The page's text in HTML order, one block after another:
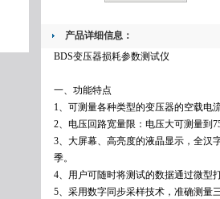
产品详细信息：
BDS变压器损耗参数测试仪
一、功能特点
1、可测量各种类型的变压器的空载电
2、电压回路宽量限：电压大可测量到
3、大屏幕、高亮度的液晶显示，全汉
季。
4、用户可随时将测试的数据通过微型
5、采用数字同步采样技术，准确测量